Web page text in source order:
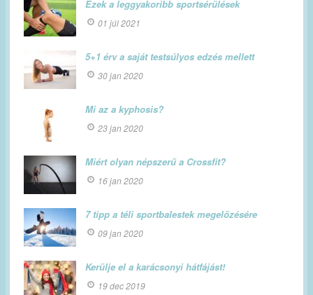
Ezek a leggyakoribb sportsérülések
01 júl 2021
5+1 érv a saját testsúlyos edzés mellett
30 jan 2020
Mi az a kyphosis?
23 jan 2020
Miért olyan népszerű a Crossfit?
16 jan 2020
7 tipp a téli sportbalestek megelőzésére
09 jan 2020
Kerülje el a karácsonyi hátfájást!
19 dec 2019